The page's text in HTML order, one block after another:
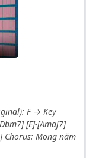
F → Key
[E]-[Amaj7]
Chorus: Mong năm